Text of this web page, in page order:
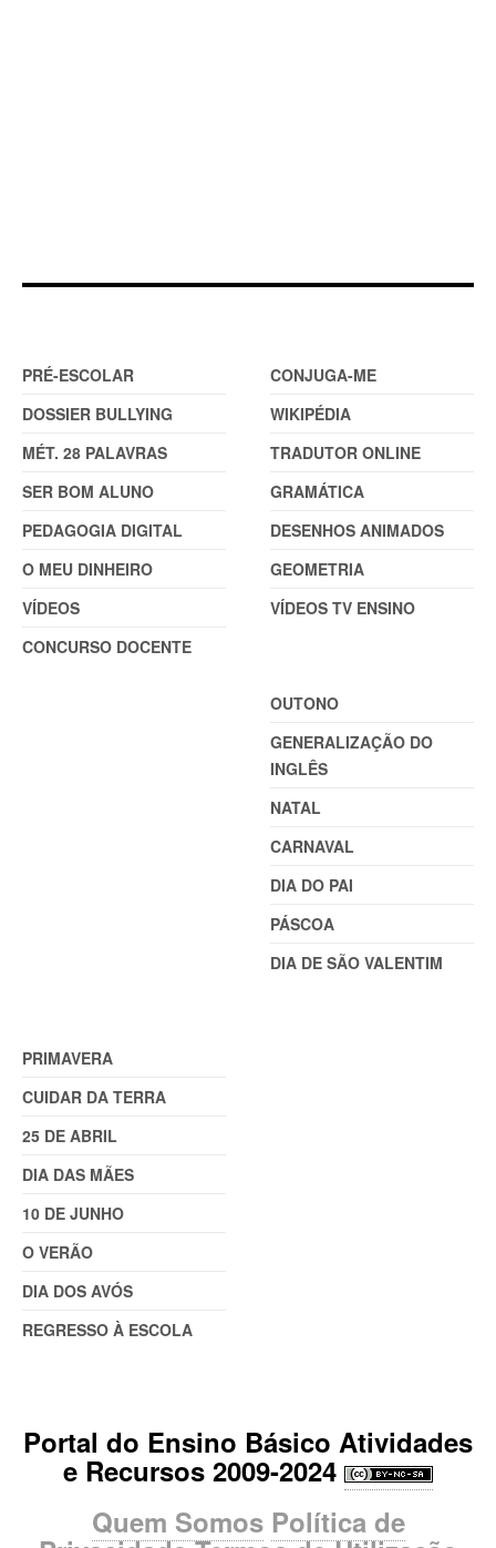
PRÉ-ESCOLAR
DOSSIER BULLYING
MÉT. 28 PALAVRAS
SER BOM ALUNO
PEDAGOGIA DIGITAL
O MEU DINHEIRO
VÍDEOS
CONCURSO DOCENTE
CONJUGA-ME
WIKIPÉDIA
TRADUTOR ONLINE
GRAMÁTICA
DESENHOS ANIMADOS
GEOMETRIA
VÍDEOS TV ENSINO
OUTONO
GENERALIZAÇÃO DO
INGLÊS
NATAL
CARNAVAL
DIA DO PAI
PÁSCOA
DIA DE SÃO VALENTIM
PRIMAVERA
CUIDAR DA TERRA
25 DE ABRIL
DIA DAS MÃES
10 DE JUNHO
O VERÃO
DIA DOS AVÓS
REGRESSO À ESCOLA
Portal do Ensino Básico Atividades
e Recursos 2009-2024
Quem Somos Política de